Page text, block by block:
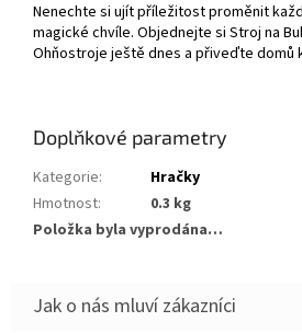
Nenechte si ujít příležitost proměnit
magické chvíle. Objednejte si Stroj na
Ohňostroje ještě dnes a přiveďte domů
Doplňkové parametry
Kategorie:
Hračky
Hmotnost:
0.3 kg
Položka byla vyprodána…